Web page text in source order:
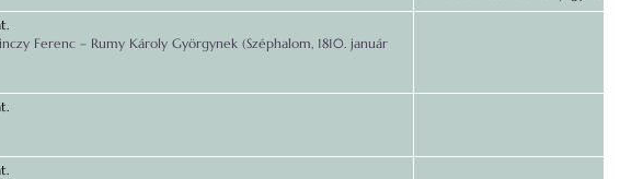
Ferenc – Rumy Károly Györgynek (Széphalom, 1810. január